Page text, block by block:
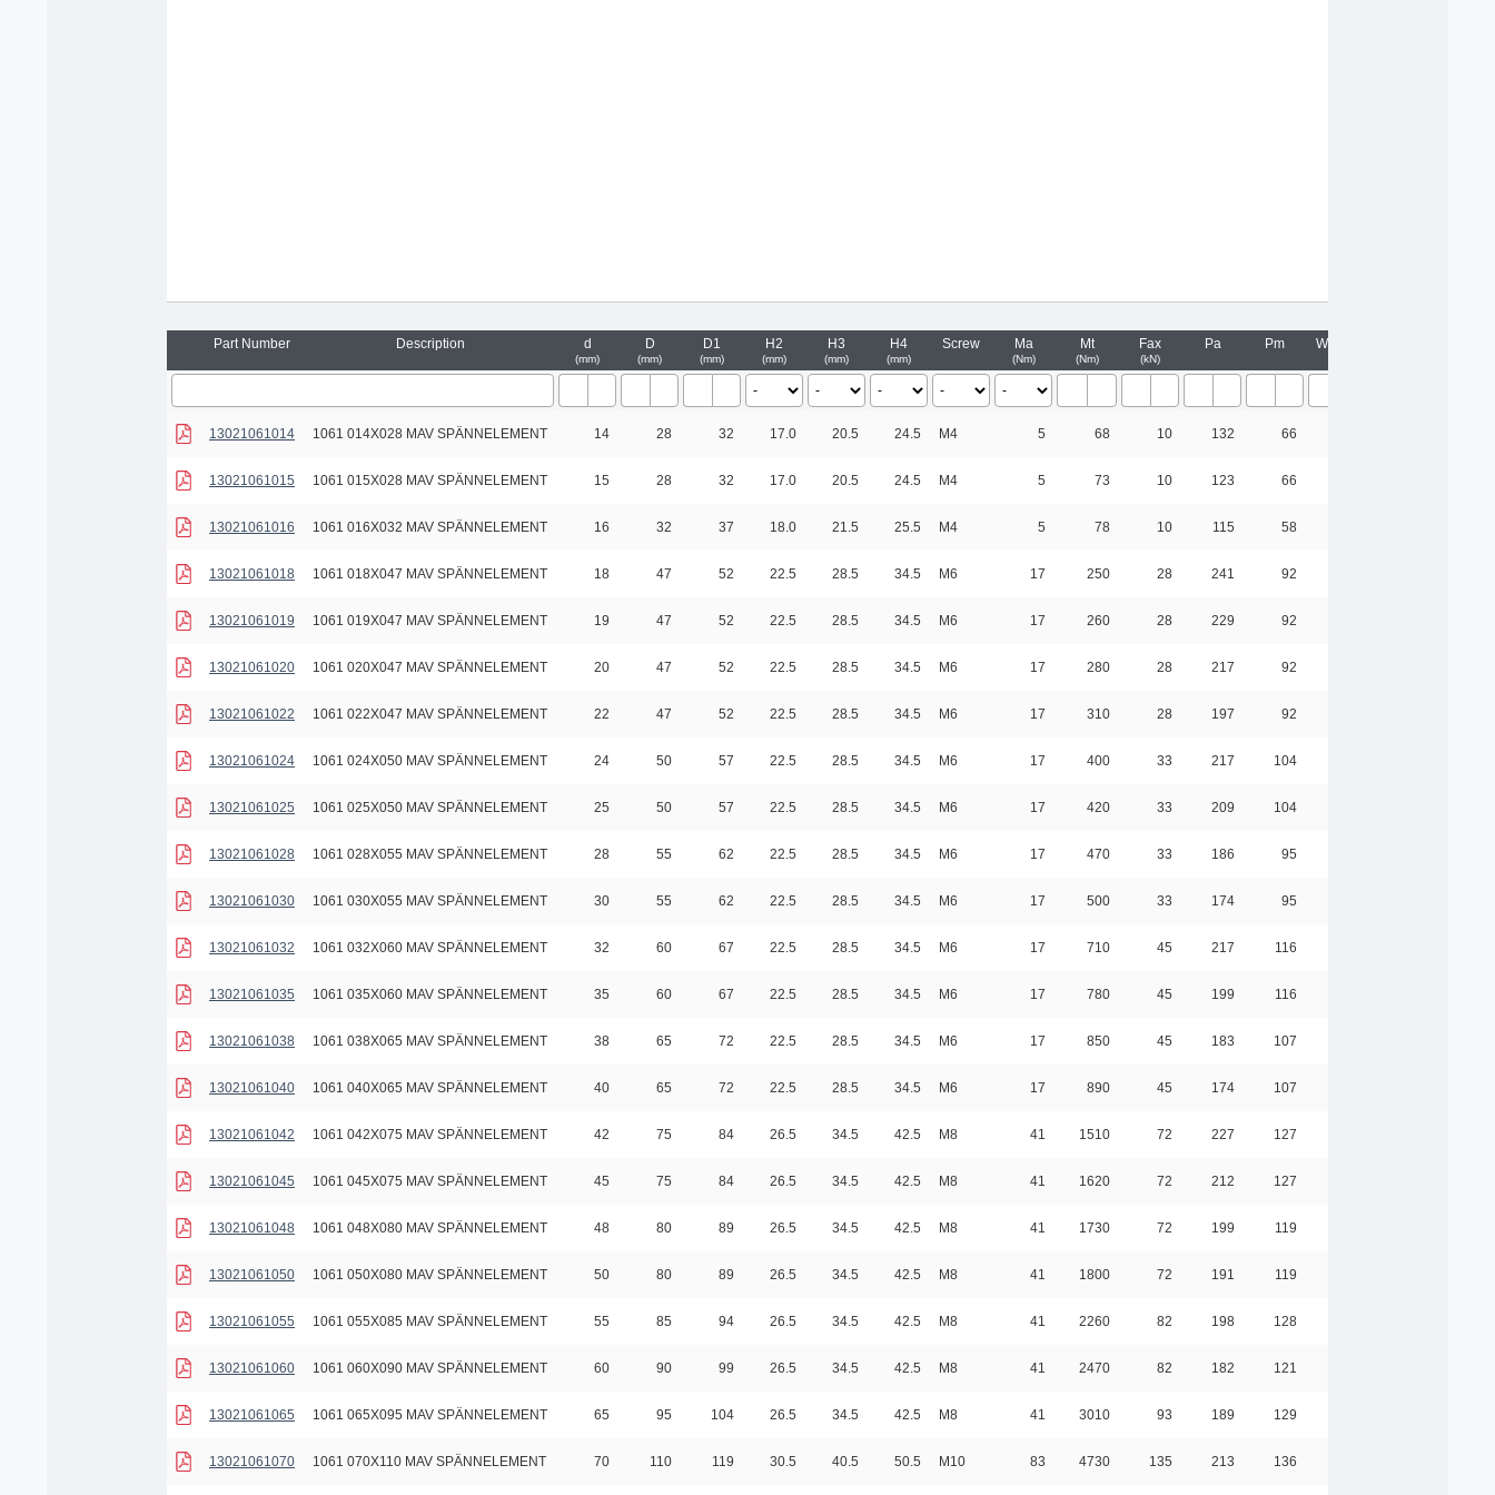
Part Number Description d
mm
D
mm
D1
mm
H2
mm
H3
mm
H4
mm
Screw Ma
Nm
Mt
Nm
Fax
kN
Pa Pm Weight
13021061014 1061 014X028 MAV SPÄNNELEMENT 14 28 32 17.0 20.5 24.5 M4 5 68 10 132 66
13021061015 1061 015X028 MAV SPÄNNELEMENT 15 28 32 17.0 20.5 24.5 M4 5 73 10 123 66
13021061016 1061 016X032 MAV SPÄNNELEMENT 16 32 37 18.0 21.5 25.5 M4 5 78 10 115 58
13021061018 1061 018X047 MAV SPÄNNELEMENT 18 47 52 22.5 28.5 34.5 M6 17 250 28 241 92
13021061019 1061 019X047 MAV SPÄNNELEMENT 19 47 52 22.5 28.5 34.5 M6 17 260 28 229 92
13021061020 1061 020X047 MAV SPÄNNELEMENT 20 47 52 22.5 28.5 34.5 M6 17 280 28 217 92
13021061022 1061 022X047 MAV SPÄNNELEMENT 22 47 52 22.5 28.5 34.5 M6 17 310 28 197 92
13021061024 1061 024X050 MAV SPÄNNELEMENT 24 50 57 22.5 28.5 34.5 M6 17 400 33 217 104
13021061025 1061 025X050 MAV SPÄNNELEMENT 25 50 57 22.5 28.5 34.5 M6 17 420 33 209 104
13021061028 1061 028X055 MAV SPÄNNELEMENT 28 55 62 22.5 28.5 34.5 M6 17 470 33 186 95
13021061030 1061 030X055 MAV SPÄNNELEMENT 30 55 62 22.5 28.5 34.5 M6 17 500 33 174 95
13021061032 1061 032X060 MAV SPÄNNELEMENT 32 60 67 22.5 28.5 34.5 M6 17 710 45 217 116
13021061035 1061 035X060 MAV SPÄNNELEMENT 35 60 67 22.5 28.5 34.5 M6 17 780 45 199 116
13021061038 1061 038X065 MAV SPÄNNELEMENT 38 65 72 22.5 28.5 34.5 M6 17 850 45 183 107
13021061040 1061 040X065 MAV SPÄNNELEMENT 40 65 72 22.5 28.5 34.5 M6 17 890 45 174 107
13021061042 1061 042X075 MAV SPÄNNELEMENT 42 75 84 26.5 34.5 42.5 M8 41 1510 72 227 127
13021061045 1061 045X075 MAV SPÄNNELEMENT 45 75 84 26.5 34.5 42.5 M8 41 1620 72 212 127
13021061048 1061 048X080 MAV SPÄNNELEMENT 48 80 89 26.5 34.5 42.5 M8 41 1730 72 199 119
13021061050 1061 050X080 MAV SPÄNNELEMENT 50 80 89 26.5 34.5 42.5 M8 41 1800 72 191 119
13021061055 1061 055X085 MAV SPÄNNELEMENT 55 85 94 26.5 34.5 42.5 M8 41 2260 82 198 128
13021061060 1061 060X090 MAV SPÄNNELEMENT 60 90 99 26.5 34.5 42.5 M8 41 2470 82 182 121
13021061065 1061 065X095 MAV SPÄNNELEMENT 65 95 104 26.5 34.5 42.5 M8 41 3010 93 189 129
13021061070 1061 070X110 MAV SPÄNNELEMENT 70 110 119 30.5 40.5 50.5 M10 83 4730 135 213 136